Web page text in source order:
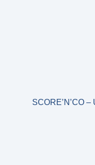
SCORE’N’CO